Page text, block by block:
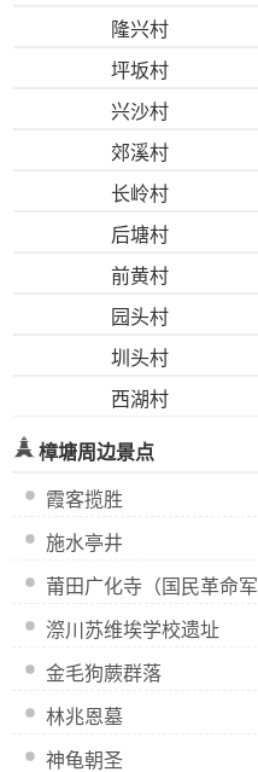
隆兴村
坪坂村
兴沙村
郊溪村
长岭村
后塘村
前黄村
园头村
圳头村
西湖村
樟塘周边景点
霞客揽胜
施水亭井
漈川苏维埃学校遗址
金毛狗蕨群落
林兆恩墓
神龟朝圣